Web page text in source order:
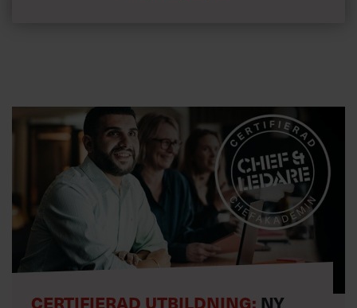
CERTIFIERAD UTBILDNING: NY